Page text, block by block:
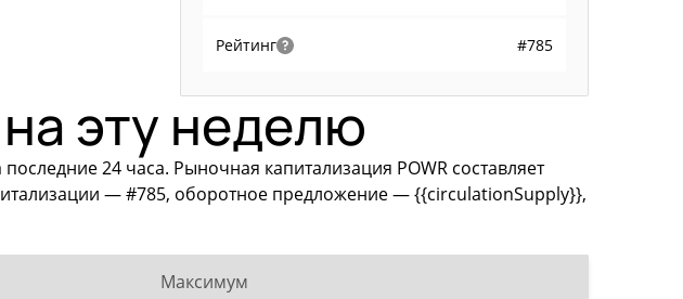
Рейтинг #785
эту неделю
24 часа. Рыночная капитализация POWR составляет
— #785, оборотное предложение — {{circulationSupply}},
Максимум